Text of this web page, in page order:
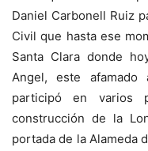
Daniel Carbonell Ruiz
Civil que hasta ese
Santa Clara donde
Angel, este
participó en varios
construcción de la
portada de la Alameda